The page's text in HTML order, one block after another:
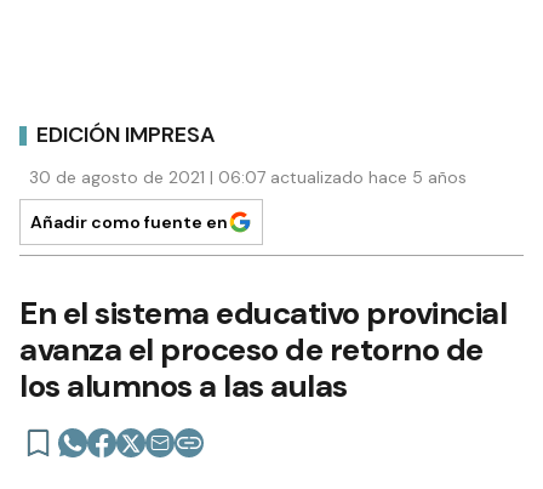
EDICIÓN IMPRESA
30 de agosto de 2021 | 06:07 actualizado hace 5 años
Añadir como fuente en
En el sistema educativo provincial
avanza el proceso de retorno de
los alumnos a las aulas